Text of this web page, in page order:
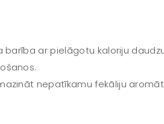
ar pielāgotu kaloriju
nepatīkamu fekāliju